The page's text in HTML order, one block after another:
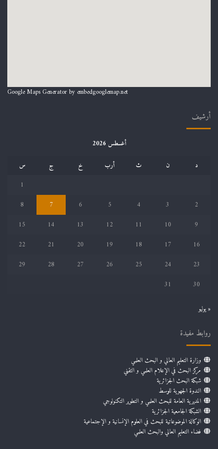
Google Maps Generator by embedgooglemap.net
أرشيف
أغسطس 2026
د
ن ث أرب خ ج
س
1
2
3
4
5
6
7
8
9
10
11
12
13
14
15
16
17
18
19
20
21
22
23
24
25
26
27
28
29
30
31
« يوليو
روابط مفيدة
وزارة التعليم العالي و البحث العلمي
مركز البحث في الإعلام العلمي و التقني
شبكة البحث الجزائرية
الندوة الجهوية للوسط
المديرية العامة للبحث العلمي و التطوير التكنولوجي
الشبكة الجامعية الجزائرية
الوكالة الموضوعاتية للبحث في العلوم الإنسانية و الإجتماعية
فضاء التعليم العالي والبحث العلمي